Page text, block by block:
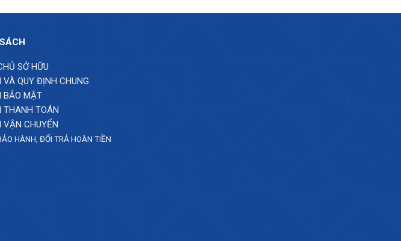
SỞ HỮU
VÀ QUY ĐỊNH CHUNG
BẢO MẬT
THANH TOÁN
CHUYỂN
HÀNH, ĐỔI TRẢ HOÀN TIỀN